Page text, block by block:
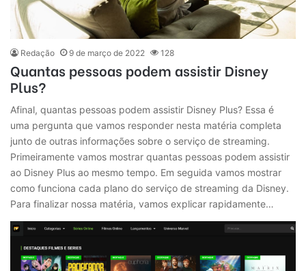
Redação 9 de março de 2022 128
Quantas pessoas podem assistir Disney
Plus?
Afinal, quantas pessoas podem assistir Disney Plus? Essa é
uma pergunta que vamos responder nesta matéria completa
junto de outras informações sobre o serviço de streaming.
Primeiramente vamos mostrar quantas pessoas podem assistir
ao Disney Plus ao mesmo tempo. Em seguida vamos mostrar
como funciona cada plano do serviço de streaming da Disney.
Para finalizar nossa matéria, vamos explicar rapidamente…